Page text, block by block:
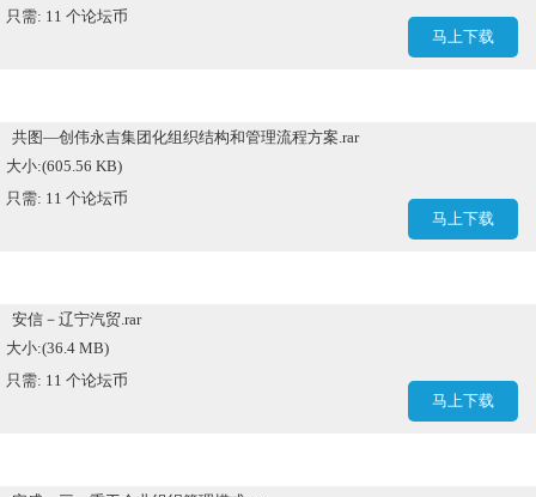
只需: 11 个论坛币
马上下载
共图—创伟永吉集团化组织结构和管理流程方案.rar
大小:(605.56 KB)
只需: 11 个论坛币
马上下载
安信－辽宁汽贸.rar
大小:(36.4 MB)
只需: 11 个论坛币
马上下载